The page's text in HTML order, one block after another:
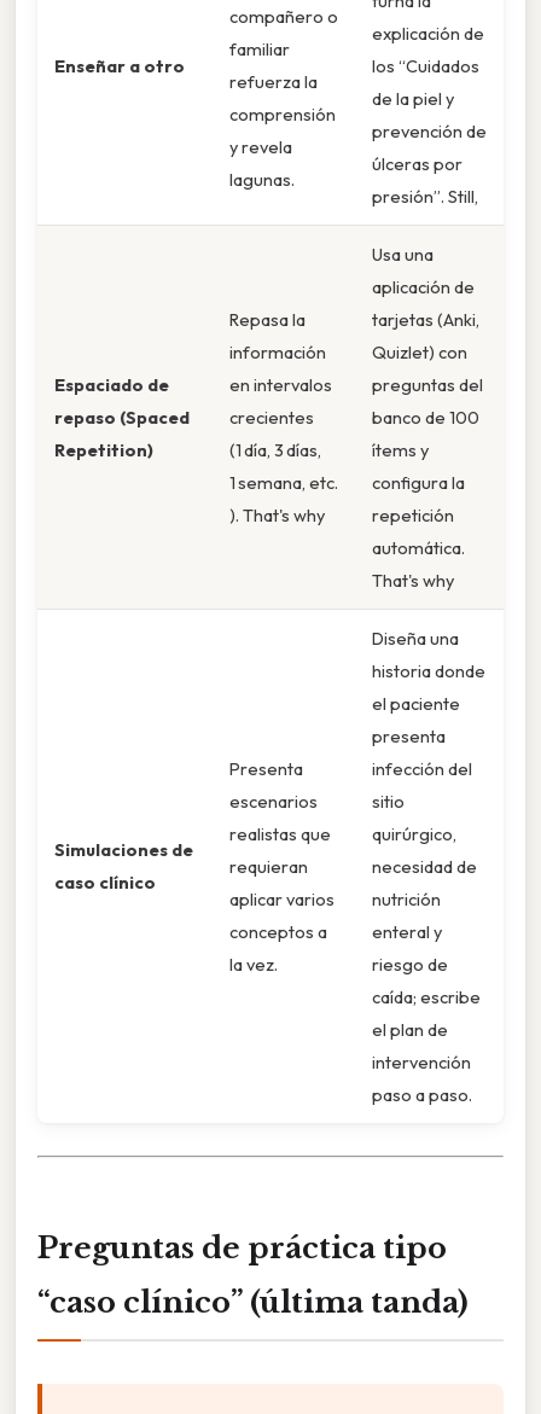
Enseñar a otro
compañero o
familiar
refuerza la
comprensión
y revela
lagunas.
explicación de
los “Cuidados
de la piel y
prevención de
úlceras por
presión”. Still,
Espaciado de
repaso (Spaced
Repetition)
Repasa la
información
en intervalos
crecientes
(1 día, 3 días,
1 semana, etc.
). That's why
Usa una
aplicación de
tarjetas (Anki,
Quizlet) con
preguntas del
banco de 100
ítems y
configura la
repetición
automática.
That's why
Simulaciones de
caso clínico
Presenta
escenarios
realistas que
requieran
aplicar varios
conceptos a
la vez.
Diseña una
historia donde
el paciente
presenta
infección del
sitio
quirúrgico,
necesidad de
nutrición
enteral y
riesgo de
caída; escribe
el plan de
intervención
paso a paso.
Preguntas de práctica tipo
“caso clínico” (última tanda)